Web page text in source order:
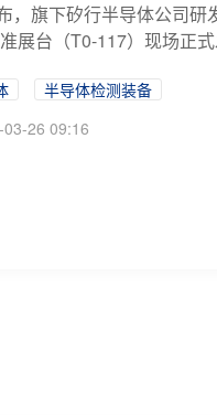
，旗下矽行半导体公司
展台（T0-117）现场正
半导体检测装备
26 09:16